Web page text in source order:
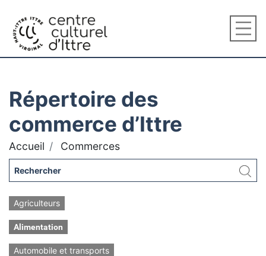
Répertoire des
commerce d’Ittre
Accueil Commerces
Agriculteurs
Alimentation
Automobile et transports